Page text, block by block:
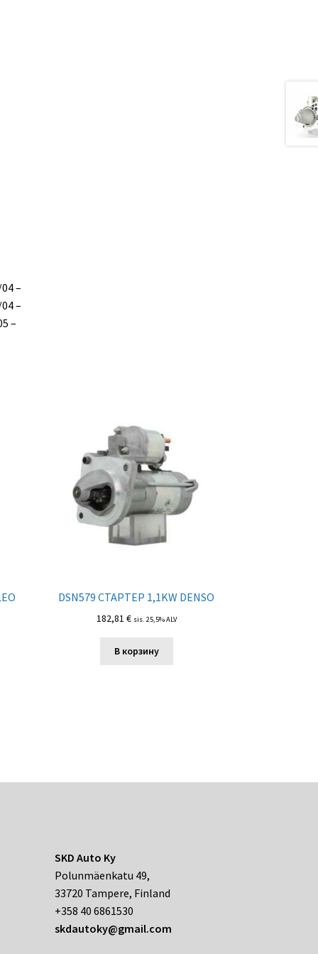
–
–
–
DSN579 СТАРТЕР 1,1KW DENSO
182,81 € sis. 25,5% ALV
В корзину
SKD Auto Ky
Polunmäenkatu 49,
33720 Tampere, Finland
+358 40 6861530
skdautoky@gmail.com